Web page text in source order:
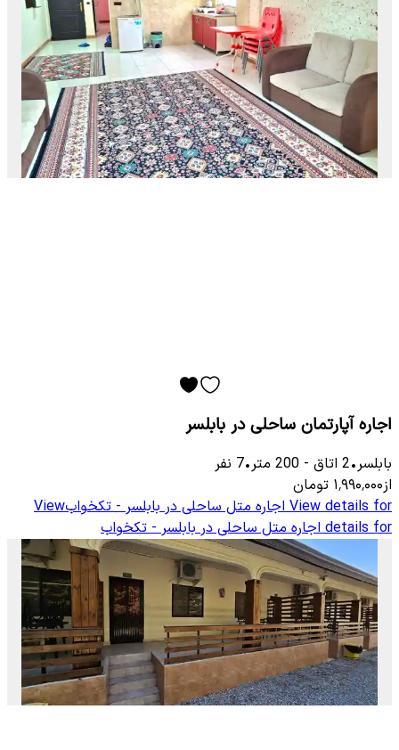
اجاره آپارتمان ساحلی در بابلسر
بابلسر•
2 اتاق -
200 متر•
7 نفر
از۱٬۹۹۰٬۰۰۰ تومان
View details for اجاره متل ساحلی در بابلسر - تکخوابView
details for اجاره متل ساحلی در بابلسر - تکخواب